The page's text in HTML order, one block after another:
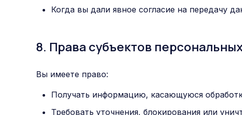
Когда вы дали явное согласие на передачу
8. Права субъектов
Вы имеете право:
Получать информацию, касающуюся
Требовать уточнения, блокирования или